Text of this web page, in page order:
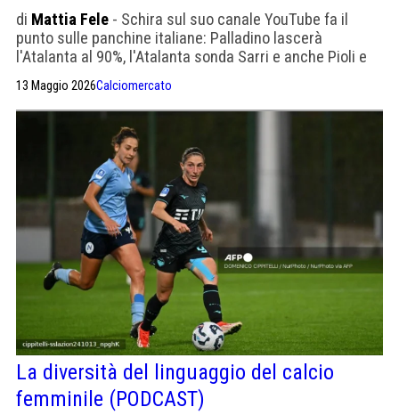
di Mattia Fele - Schira sul suo canale YouTube fa il
punto sulle panchine italiane: Palladino lascerà
l'Atalanta al 90%, l'Atalanta sonda Sarri e anche Pioli e
e al Milan, ma ad oggi pensa solo al City come
successore di Guardiola.
13 Maggio 2026Calciomercato
La diversità del linguaggio del calcio
femminile (PODCAST)